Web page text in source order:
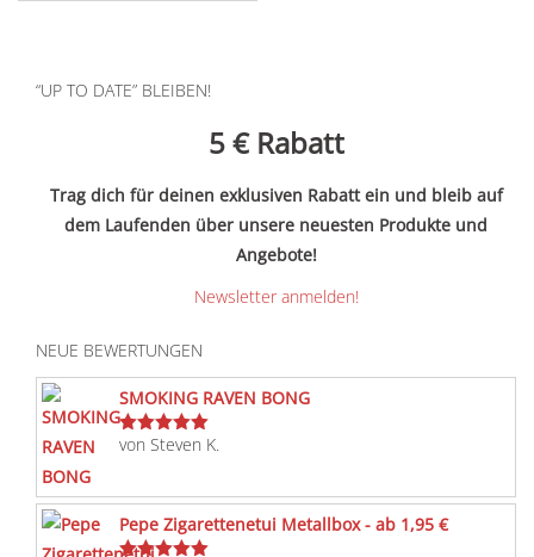
“UP TO DATE” BLEIBEN!
5 € Rabatt
Trag dich für deinen exklusiven Rabatt ein und bleib auf
dem Laufenden über unsere neuesten Produkte und
Angebote!
Newsletter anmelden!
NEUE BEWERTUNGEN
SMOKING RAVEN BONG
Bewertet
von Steven K.
Pepe Zigarettenetui Metallbox - ab 1,95 €